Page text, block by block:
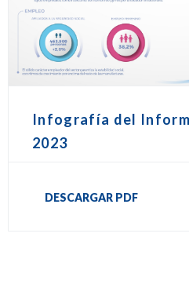
Infografía del
2023
DESCARGAR PDF